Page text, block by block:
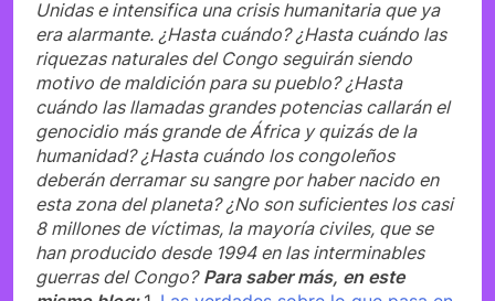
Unidas e intensifica una crisis humanitaria que ya
era alarmante. ¿Hasta cuándo? ¿Hasta cuándo las
riquezas naturales del Congo seguirán siendo
motivo de maldición para su pueblo? ¿Hasta
cuándo las llamadas grandes potencias callarán el
genocidio más grande de África y quizás de la
humanidad? ¿Hasta cuándo los congoleños
deberán derramar su sangre por haber nacido en
esta zona del planeta? ¿No son suficientes los casi
8 millones de víctimas, la mayoría civiles, que se
han producido desde 1994 en las interminables
guerras del Congo? Para saber más, en este